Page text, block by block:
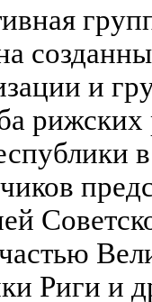
и
Риги и